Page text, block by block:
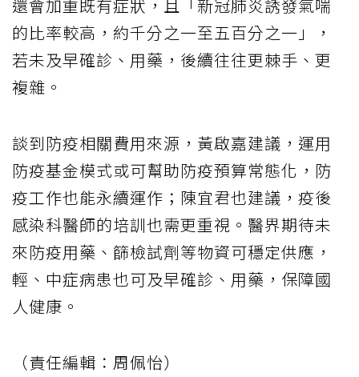
還會加重既有症狀，且「新冠肺炎誘發氣喘
的比率較高，約千分之一至五百分之一」，
若未及早確診、用藥，後續往往更棘手、更
複雜。
談到防疫相關費用來源，黃啟嘉建議，運用
防疫基金模式或可幫助防疫預算常態化，防
疫工作也能永續運作；陳宜君也建議，疫後
感染科醫師的培訓也需更重視。醫界期待未
來防疫用藥、篩檢試劑等物資可穩定供應，
輕、中症病患也可及早確診、用藥，保障國
人健康。
（責任編輯：周佩怡）